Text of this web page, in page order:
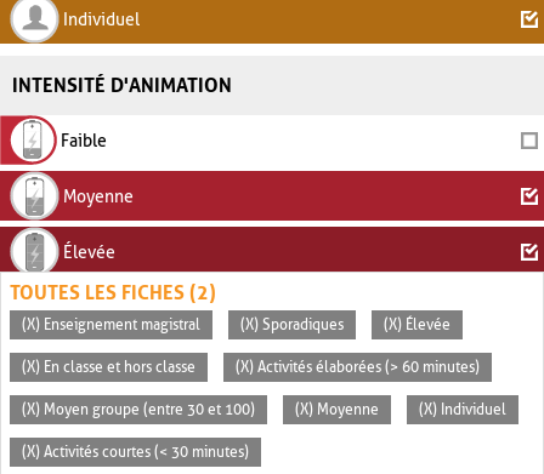
Individuel
INTENSITÉ D'ANIMATION
Faible
Moyenne
Élevée
TOUTES LES FICHES (2)
(X) Enseignement magistral (X) Sporadiques (X) Élevée
(X) En classe et hors classe (X) Activités élaborées (> 60 minutes)
(X) Moyen groupe (entre 30 et 100) (X) Moyenne (X) Individuel
(X) Activités courtes (< 30 minutes)